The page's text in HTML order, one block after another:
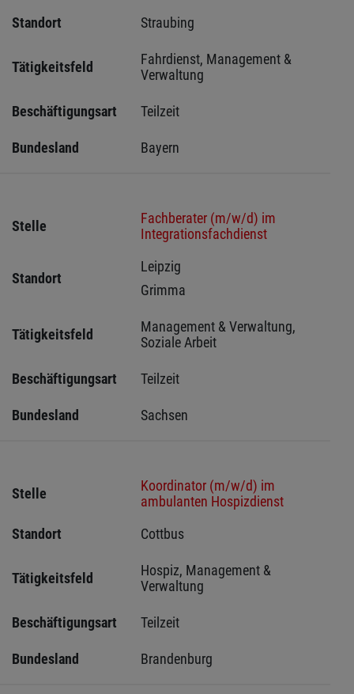
Standort
Straubing
Tätigkeitsfeld
Fahrdienst, Management &
Verwaltung
Beschäftigungsart Teilzeit
Bundesland Bayern
Stelle
Fachberater (m/w/d) im
Integrationsfachdienst
Standort
Leipzig
Grimma
Tätigkeitsfeld
Management & Verwaltung,
Soziale Arbeit
Beschäftigungsart Teilzeit
Bundesland Sachsen
Stelle
Koordinator (m/w/d) im
ambulanten Hospizdienst
Standort
Cottbus
Tätigkeitsfeld
Hospiz, Management &
Verwaltung
Beschäftigungsart Teilzeit
Bundesland Brandenburg